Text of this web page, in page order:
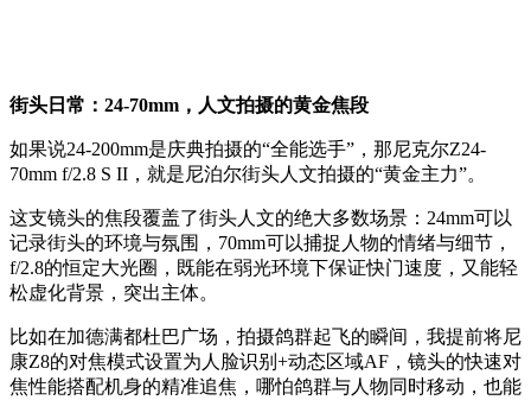
街头日常：24-70mm，人文拍摄的黄金焦段
如果说24-200mm是庆典拍摄的“全能选手”，那尼克尔Z24-
70mm f/2.8 S II，就是尼泊尔街头人文拍摄的“黄金主力”。
这支镜头的焦段覆盖了街头人文的绝大多数场景：24mm可以
记录街头的环境与氛围，70mm可以捕捉人物的情绪与细节，
f/2.8的恒定大光圈，既能在弱光环境下保证快门速度，又能轻
松虚化背景，突出主体。
比如在加德满都杜巴广场，拍摄鸽群起飞的瞬间，我提前将尼
康Z8的对焦模式设置为人脸识别+动态区域AF，镜头的快速对
焦性能搭配机身的精准追焦，哪怕鸽群与人物同时移动，也能